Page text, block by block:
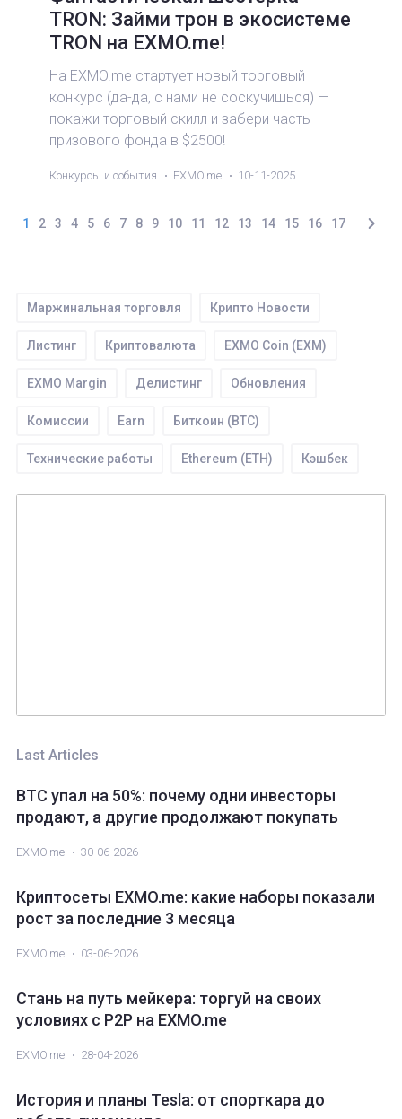
TRON: Займи трон в экосистеме
TRON на EXMO.me!
На EXMO.me стартует новый торговый
конкурс (да-да, с нами не соскучишься) —
покажи торговый скилл и забери часть
призового фонда в $2500!
Конкурсы и события EXMO.me 10-11-2025
1 2 3 4 5 6 7 8 9 10 11 12 13 14 15 16 17
Маржинальная торговля Крипто Новости
Листинг Криптовалюта EXMO Coin (EXM)
EXMO Mаrgin Делистинг Обновления
Комиссии Earn Биткоин (BTC)
Технические работы Ethereum (ETH) Кэшбек
Торги Tether (USDT) SEPA WIRE IEO
Last Articles
BTC упал на 50%: почему одни инвесторы
продают, а другие продолжают покупать
EXMO.me 30-06-2026
Криптосеты EXMO.me: какие наборы показали
рост за последние 3 месяца
EXMO.me 03-06-2026
Стань на путь мейкера: торгуй на своих
условиях с P2P на EXMO.me
EXMO.me 28-04-2026
История и планы Tesla: от спорткара до